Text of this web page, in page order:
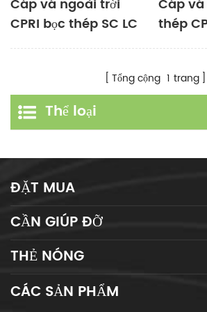
Cáp vá ngoài trời
CPRI bọc thép SC LC
FC ST 2 lõi
Cáp
thép
ST 4
Tổng cộng 1 trang
Thể loại
ĐẶT MUA
CẦN GIÚP ĐỠ
THẺ NÓNG
CÁC SẢN PHẨM